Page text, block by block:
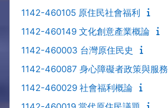
1142-460105 原住民社會福利
1142-460149 文化創意產業概論
1142-460003 台灣原住民史
1142-460087 身心障礙者政策與服務
1142-460029 社會福利概論